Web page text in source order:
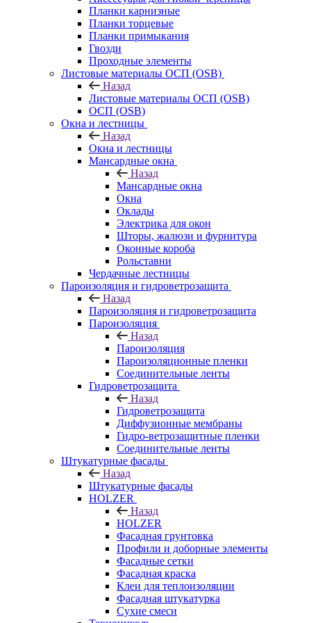
Планки карнизные
Планки торцевые
Планки примыкания
Гвозди
Проходные элементы
Листовые материалы ОСП (OSB)
Назад
Листовые материалы ОСП (OSB)
ОСП (OSB)
Окна и лестницы
Назад
Окна и лестницы
Мансардные окна
Назад
Мансардные окна
Окна
Оклады
Электрика для окон
Шторы, жалюзи и фурнитура
Оконные короба
Рольставни
Чердачные лестницы
Пароизоляция и гидроветрозащита
Назад
Пароизоляция и гидроветрозащита
Пароизоляция
Назад
Пароизоляция
Пароизоляционные пленки
Соединительные ленты
Гидроветрозащита
Назад
Гидроветрозащита
Диффузионные мембраны
Гидро-ветрозащитные пленки
Соединительные ленты
Штукатурные фасады
Назад
Штукатурные фасады
HOLZER
Назад
HOLZER
Фасадная грунтовка
Профили и доборные элементы
Фасадные сетки
Фасадная краска
Клеи для теплоизоляции
Фасадная штукатурка
Сухие смеси